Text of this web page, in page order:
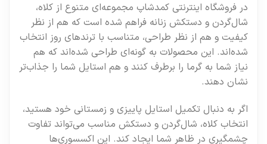
در فروشگاه اینترنتی کمدشاپ مجموعه‌ای متنوع از کلاه،
شال‌گردن و دستکش زنانه فراهم شده است که هم از نظر
کیفیت و هم از نظر طراحی، متناسب با ترندهای روز انتخاب
شده‌اند. این محصولات به گونه‌ای طراحی شده‌اند که هم
نیاز شما به گرما را برطرف کنند و هم استایل شما را جذاب‌تر
نشان دهند.
اگر به دنبال تکمیل استایل پاییزی و زمستانی خود هستید،
انتخاب کلاه، شال‌گردن و دستکش مناسب می‌تواند تفاوت
چشمگیری در ظاهر شما ایجاد کند. این اکسسوری‌ها